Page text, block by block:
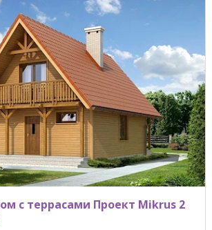
с террасами Проект Mikrus 2